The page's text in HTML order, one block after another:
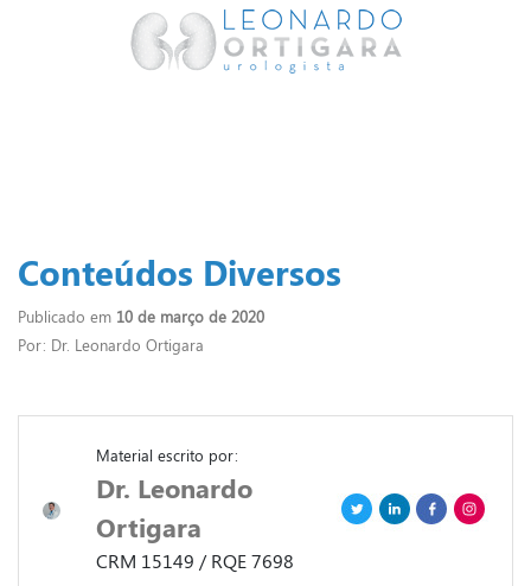
Conteúdos Diversos
Publicado em 10 de março de 2020
Por: Dr. Leonardo Ortigara
Material escrito por:
Dr. Leonardo
Ortigara
CRM 15149 / RQE 7698